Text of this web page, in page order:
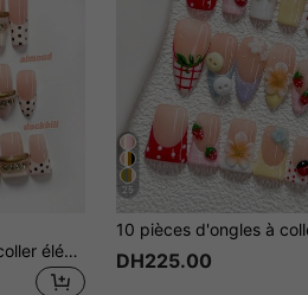
10 pièces d'ongles à coller élégants faits à la main, ensemble d'art des ongles en polygel, pois français, floral, bordure 3D dorée, pois noirs peints à la main, vernis à ongles blanc, style mode, comprend des outils pour ongles, 3 tailles disponibles, amande, canard, forme cercueil, convient pour les fêtes, la danse, le port quotidien
25
DH225.00